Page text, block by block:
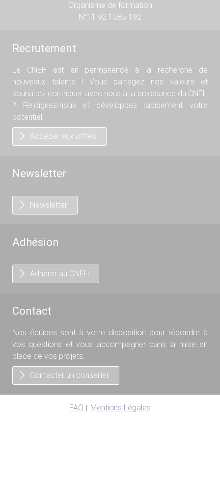
Organisme de formation
N°11 92 1585 192
Recrutement
Le CNEH est en permanence à la recherche de
nouveaux talents ! Vous partagez nos valeurs et
souhaitez contribuer avec nous à la croissance du CNEH
? Rejoignez-nous et développez rapidement votre
potentiel.
Accéder aux offres
Newsletter
Newsletter
Adhésion
Adhérer au CNEH
Contact
Nos équipes sont à votre disposition pour répondre à
vos questions et vous accompagner dans la mise en
place de vos projets.
Contacter un conseiller
FAQ Mentions Légales